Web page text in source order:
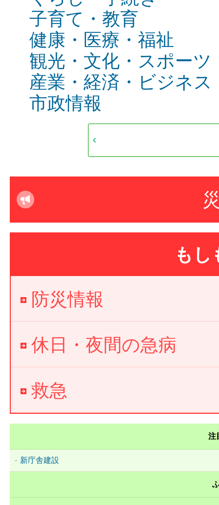
子育て・教育
健康・医療・福祉
観光・文化・スポーツ
産業・経済・ビジネス
市政情報
もし
防災情報
休日・夜間の急病
救急
注
新庁舎建設